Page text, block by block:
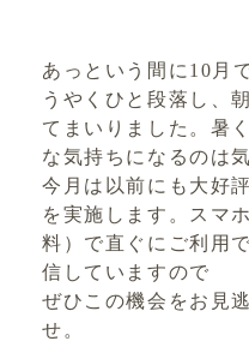
あっという間に10月
うやくひと段落し、
てまいりました。暑
な気持ちになるのは
今月は以前にも大好
を実施します。スマ
料）で直ぐにご利用
信していますので
ぜひこの機会をお見
せ。